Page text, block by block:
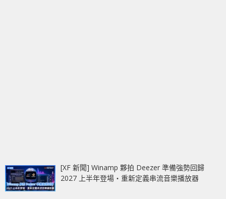
[XF 新聞] Winamp 夥拍 Deezer 準備強勢回歸
2027 上半年登場‧重新定義串流音樂播放器